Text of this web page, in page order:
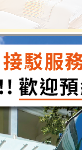
寶貝家庭房結合床與木地
小秘密